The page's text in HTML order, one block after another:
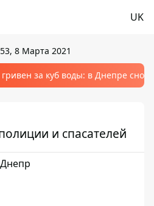
UK
8 Марта 2021
гривен за куб воды: в Днепре
и спасателей